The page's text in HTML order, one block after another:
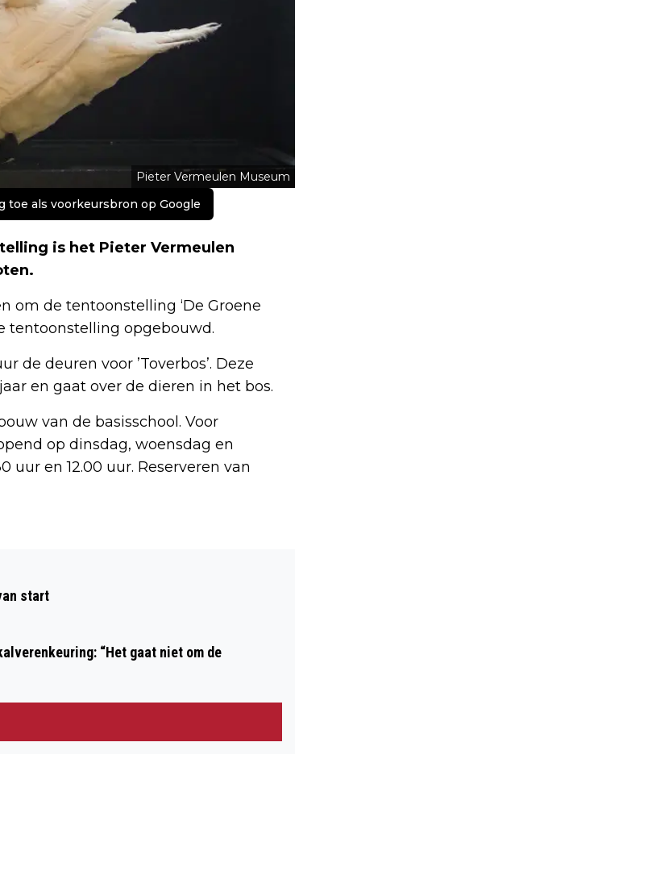
Pieter Vermeulen Museum
toe als voorkeursbron op Google
is het Pieter Vermeulen
om de tentoonstelling ‘De Groene
tentoonstelling opgebouwd.
de deuren voor ’Toverbos’. Deze
en gaat over de dieren in het bos.
van de basisschool. Voor
op dinsdag, woensdag en
uur en 12.00 uur. Reserveren van
GENIETEN VAN
start
“Het gaat niet om de